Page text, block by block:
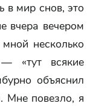
в мир снов, это
вчера вечером
несколько
«тут всякие
объяснил
Мне повезло, я